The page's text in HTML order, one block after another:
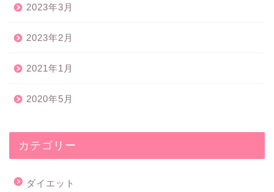
2023年3月
2023年2月
2021年1月
2020年5月
カテゴリー
ダイエット